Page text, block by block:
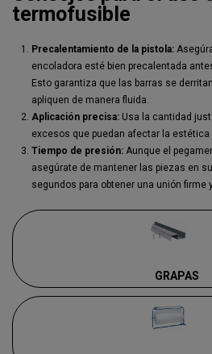
termofusible
Precalentamiento de la pistola:
encoladora esté bien precalentada
Esto garantiza que las barras se
apliquen de manera fluida.
Aplicación precisa: Usa la cantidad
excesos que puedan afectar la
Tiempo de presión: Aunque el
asegúrate de mantener las piezas en
segundos para obtener una unión firme
GRAPAS